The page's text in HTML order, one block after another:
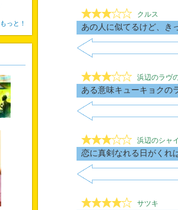
クルス
あの人に似てるけど、き
浜辺のラヴ
ある意味キューキョクの
浜辺のシャ
恋に真剣なれる日がくれ
サツキ
もっと！